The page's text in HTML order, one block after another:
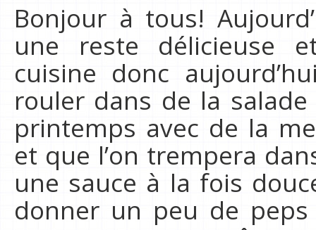
Bonjour à tous!
une reste délicieuse
cuisine donc
rouler dans de la
printemps avec de la
et que l’on trempera
une sauce à la fois
donner un peu de